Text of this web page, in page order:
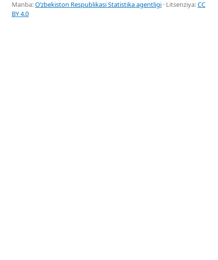
Manba:Oʻzbekiston Respublikasi Statistika agentligi · Litsenziya:CC
BY 4.0